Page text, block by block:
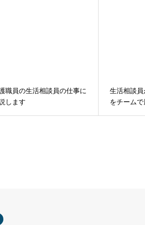
職員の生活相談員の仕事に
します
生活相談
をチーム